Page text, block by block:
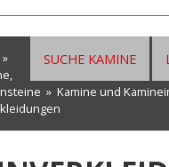
SUCHE KAMINE
»
» Kamine und